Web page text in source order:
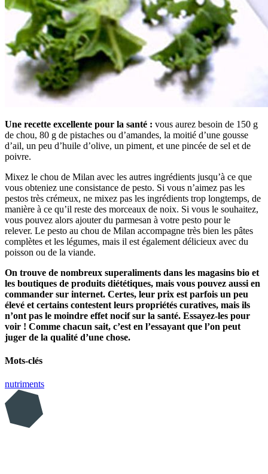
Une recette excellente pour la santé : vous aurez besoin de 150 g
de chou, 80 g de pistaches ou d’amandes, la moitié d’une gousse
d’ail, un peu d’huile d’olive, un piment, et une pincée de sel et de
poivre.
Mixez le chou de Milan avec les autres ingrédients jusqu’à ce que
vous obteniez une consistance de pesto. Si vous n’aimez pas les
pestos très crémeux, ne mixez pas les ingrédients trop longtemps, de
manière à ce qu’il reste des morceaux de noix. Si vous le souhaitez,
vous pouvez alors ajouter du parmesan à votre pesto pour le
relever. Le pesto au chou de Milan accompagne très bien les pâtes
complètes et les légumes, mais il est également délicieux avec du
poisson ou de la viande.
On trouve de nombreux superaliments dans les magasins bio et
les boutiques de produits diététiques, mais vous pouvez aussi en
commander sur internet. Certes, leur prix est parfois un peu
élevé et certains contestent leurs propriétés curatives, mais ils
n’ont pas le moindre effet nocif sur la santé. Essayez-les pour
voir ! Comme chacun sait, c’est en l’essayant que l’on peut
juger de la qualité d’une chose.
Mots-clés
nutriments